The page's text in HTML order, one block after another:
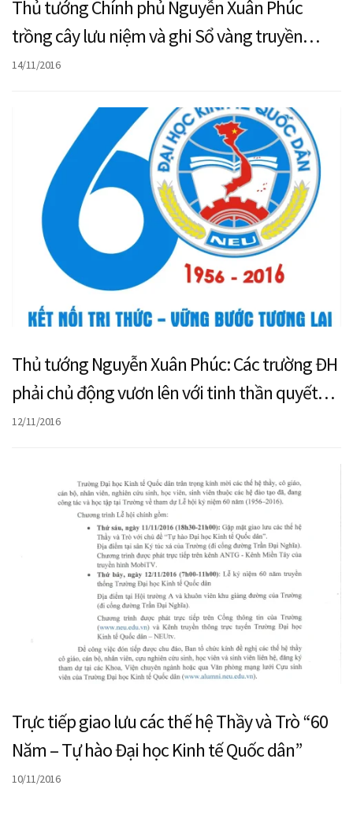
Thủ tướng Chính phủ Nguyễn Xuân Phúc
trồng cây lưu niệm và ghi Sổ vàng truyền
thống nhân dịp kỷ niệm 60 năm thành lập
14/11/2016
Thủ tướng Nguyễn Xuân Phúc: Các trường ĐH
phải chủ động vươn lên với tinh thần quyết
tâm, đột phá
12/11/2016
Trực tiếp giao lưu các thế hệ Thầy và Trò “60
Năm – Tự hào Đại học Kinh tế Quốc dân”
10/11/2016